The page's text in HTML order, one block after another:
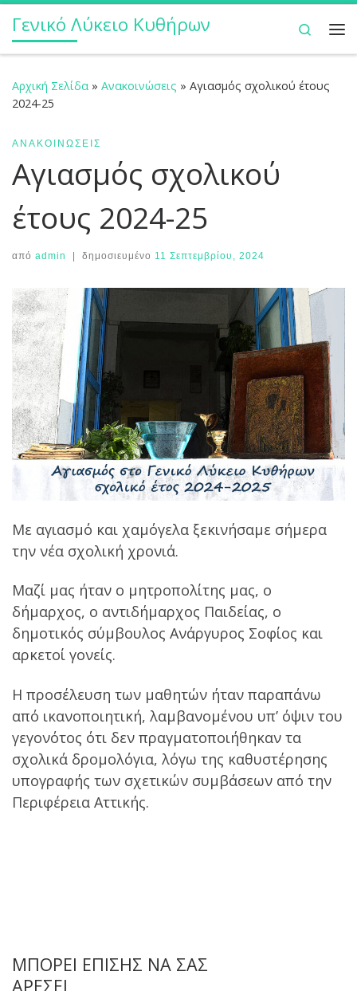
Μετάβαση στο περιεχόμενο
Γενικό Λύκειο Κυθήρων
Search
Αρχική Σελίδα » Ανακοινώσεις » Αγιασμός σχολικού έτους
2024-25
ΑΝΑΚΟΙΝΏΣΕΙΣ
Αγιασμός σχολικού
έτους 2024-25
από admin | δημοσιευμένο 11 Σεπτεμβρίου, 2024
Με αγιασμό και χαμόγελα ξεκινήσαμε σήμερα
την νέα σχολική χρονιά.
Μαζί μας ήταν ο μητροπολίτης μας, ο
δήμαρχος, ο αντιδήμαρχος Παιδείας, ο
δημοτικός σύμβουλος Ανάργυρος Σοφίος και
αρκετοί γονείς.
Η προσέλευση των μαθητών ήταν παραπάνω
από ικανοποιητική, λαμβανομένου υπ’ όψιν του
γεγονότος ότι δεν πραγματοποιήθηκαν τα
σχολικά δρομολόγια, λόγω της καθυστέρησης
υπογραφής των σχετικών συμβάσεων από την
Περιφέρεια Αττικής.
ΜΠΟΡΕΊ ΕΠΊΣΗΣ ΝΑ ΣΑΣ
ΑΡΈΣΕΙ